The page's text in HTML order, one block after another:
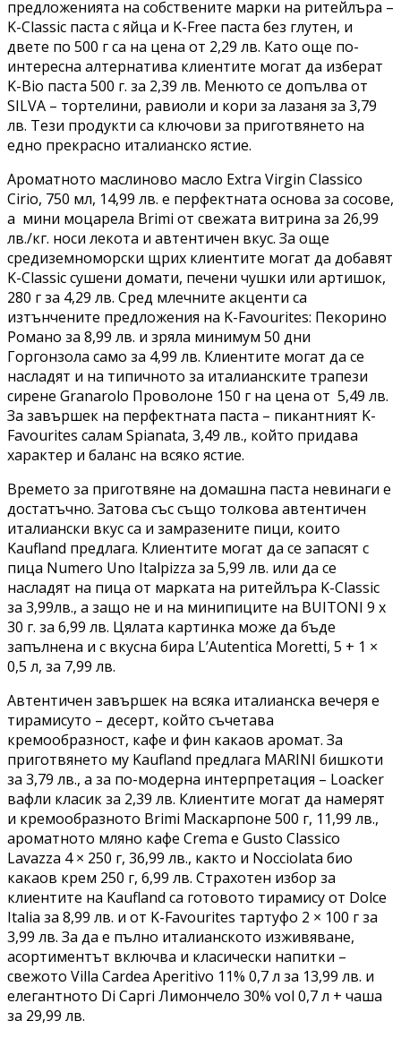
предложенията на собствените марки на ритейлъра –
K-Classic паста с яйца и K-Free паста без глутен, и
двете по 500 г са на цена от 2,29 лв. Като още по-
интересна алтернатива клиентите могат да изберат
K-Bio паста 500 г. за 2,39 лв. Менюто се допълва от
SILVA – тортелини, равиоли и кори за лазаня за 3,79
лв. Тези продукти са ключови за приготвянето на
едно прекрасно италианско ястие.
Ароматното маслиново масло Extra Virgin Classico
Cirio, 750 мл, 14,99 лв. е перфектната основа за сосове,
а мини моцарела Brimi от свежата витрина за 26,99
лв./кг. носи лекота и автентичен вкус. За още
средиземноморски щрих клиентите могат да добавят
K-Classic сушени домати, печени чушки или артишок,
280 г за 4,29 лв. Сред млечните акценти са
изтънчените предложения на K-Favourites: Пекорино
Романо за 8,99 лв. и зряла минимум 50 дни
Горгонзола само за 4,99 лв. Клиентите могат да се
насладят и на типичното за италианските трапези
сирене Granarolo Проволоне 150 г на цена от 5,49 лв.
За завършек на перфектната паста – пикантният K-
Favourites салам Spianata, 3,49 лв., който придава
характер и баланс на всяко ястие.
Времето за приготвяне на домашна паста невинаги е
достатъчно. Затова със също толкова автентичен
италиански вкус са и замразените пици, които
Kaufland предлага. Клиентите могат да се запасят с
пица Numero Uno Italpizza за 5,99 лв. или да се
насладят на пица от марката на ритейлъра K-Classic
за 3,99лв., а защо не и на минипиците на BUITONI 9 х
30 г. за 6,99 лв. Цялата картинка може да бъде
запълнена и с вкусна бира L’Autentica Moretti, 5 + 1 ×
0,5 л, за 7,99 лв.
Автентичен завършек на всяка италианска вечеря е
тирамисуто – десерт, който съчетава
кремообразност, кафе и фин какаов аромат. За
приготвянето му Kaufland предлага MARINI бишкоти
за 3,79 лв., а за по-модерна интерпретация – Loacker
вафли класик за 2,39 лв. Клиентите могат да намерят
и кремообразното Brimi Маскарпоне 500 г, 11,99 лв.,
ароматното мляно кафе Crema e Gusto Classico
Lavazza 4 × 250 г, 36,99 лв., както и Nocciolata био
какаов крем 250 г, 6,99 лв. Страхотен избор за
клиентите на Kaufland са готовото тирамису от Dolce
Italia за 8,99 лв. и от K-Favourites тартуфо 2 × 100 г за
3,99 лв. За да е пълно италианското изживяване,
асортиментът включва и класически напитки –
свежото Villa Cardea Aperitivo 11% 0,7 л за 13,99 лв. и
елегантното Di Capri Лимончело 30% vol 0,7 л + чаша
за 29,99 лв.